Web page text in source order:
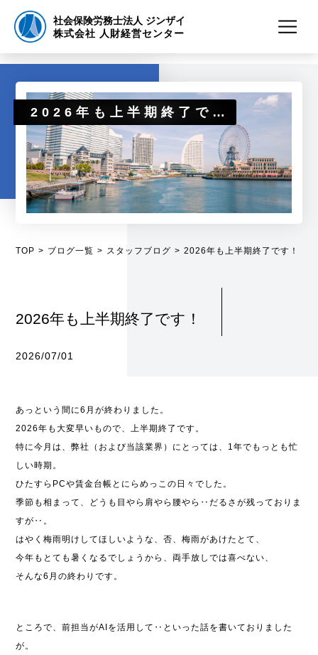
社会保険労務士法人 ジンザイ
株式会社 人財経営センター
2026年も上半期終了です！
TOP ブログ一覧 スタッフブログ 2026年も上半期終了です！
2026年も上半期終了です！
2026/07/01
あっという間に6月が終わりました。
2026年も大変早いもので、上半期終了です。
特に今月は、弊社（および当該業界）にとっては、1年でもっとも忙
しい時期。
ひたすらPCや賃金台帳とにらめっこの日々でした。
季節も相まって、どうも目やら肩やら腰やら‥だるさが残っておりま
すが‥。
はやく梅雨明けしてほしいような、否、梅雨があけたとて、
今年もとても暑くなるでしょうから、両手放しでは喜べない、
そんな6月の終わりです。
ところで、前担当がAIを活用して‥といった話を書いておりました
が。